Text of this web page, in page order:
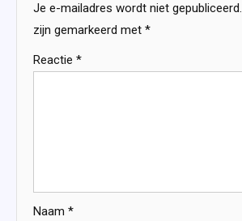
Je e-mailadres wordt niet gepubliceerd.
zijn gemarkeerd met *
Reactie *
Naam *